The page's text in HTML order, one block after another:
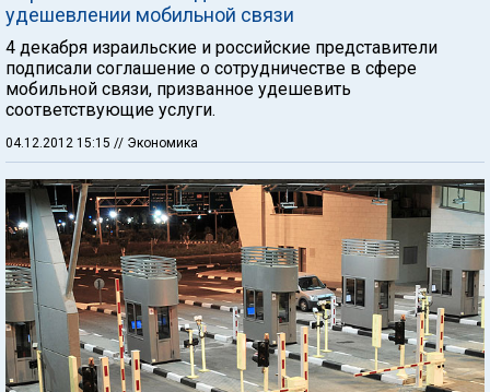
удешевлении мобильной связи
4 декабря израильские и российские представители
подписали соглашение о сотрудничестве в сфере
мобильной связи, призванное удешевить
соответствующие услуги.
04.12.2012 15:15 // Экономика